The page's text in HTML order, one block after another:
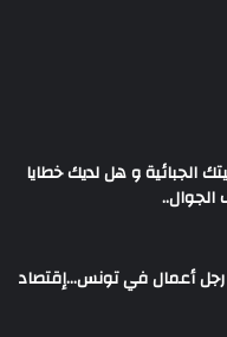
الجبائية و هل لديك خطايا
الجوال..
تعرّف على أغنى 10 رجل أعمال في تونس…إقتصاد